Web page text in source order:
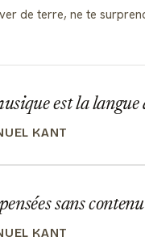
de terre, ne te
est la langue
KANT
sans
KANT